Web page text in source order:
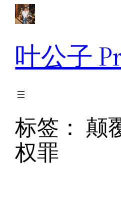
叶公子
标签：颠
权罪